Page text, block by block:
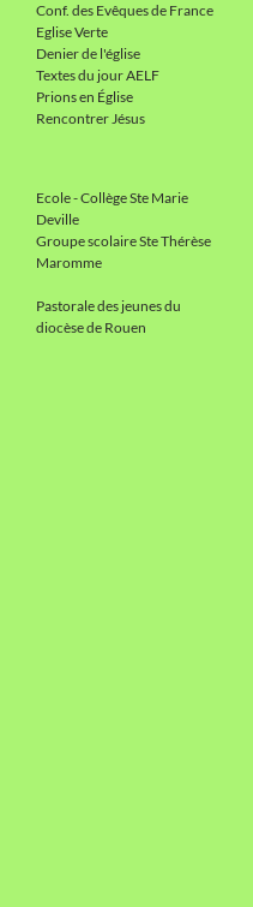
Conf. des Evêques de France
Eglise Verte
Denier de l'église
Textes du jour AELF
Prions en Église
Rencontrer Jésus
Ecole - Collège Ste Marie
Deville
Groupe scolaire Ste Thérèse
Maromme
Pastorale des jeunes du
diocèse de Rouen